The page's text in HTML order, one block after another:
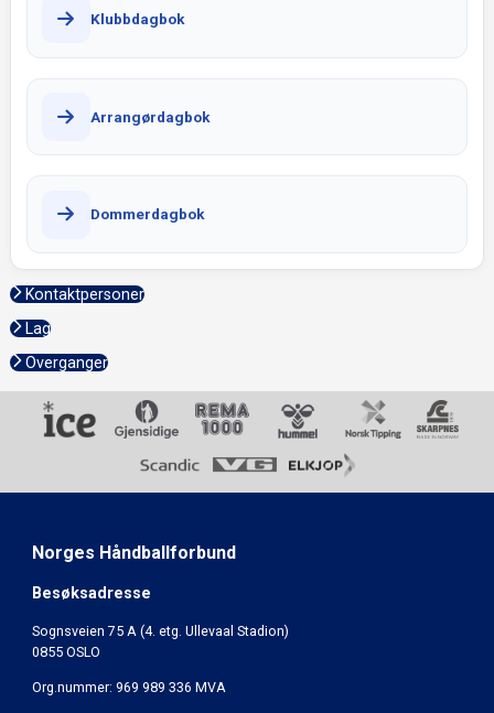
Klubbdagbok
Arrangørdagbok
Dommerdagbok
Kontaktpersoner
Lag
Overganger
Norges Håndballforbund
Besøksadresse
Sognsveien 75 A (4. etg. Ullevaal Stadion)
0855 OSLO
Org.nummer: 969 989 336 MVA